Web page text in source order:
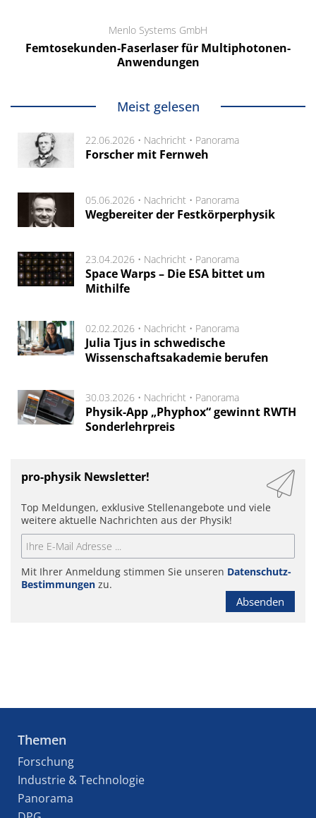
Menlo Systems GmbH
Femtosekunden-Faserlaser für Multiphotonen-
Anwendungen
Meist gelesen
22.06.2026 • Nachricht • Panorama
Forscher mit Fernweh
05.06.2026 • Nachricht • Panorama
Wegbereiter der Festkörperphysik
23.04.2026 • Nachricht • Panorama
Space Warps – Die ESA bittet um
Mithilfe
02.02.2026 • Nachricht • Panorama
Julia Tjus in schwedische
Wissenschaftsakademie berufen
30.03.2026 • Nachricht • Panorama
Physik-App „Phyphox“ gewinnt RWTH
Sonderlehrpreis
pro-physik Newsletter!
Top Meldungen, exklusive Stellenangebote und viele
weitere aktuelle Nachrichten aus der Physik!
Mit Ihrer Anmeldung stimmen Sie unseren Datenschutz-
Bestimmungen zu.
Absenden
Themen
Forschung
Industrie & Technologie
Panorama